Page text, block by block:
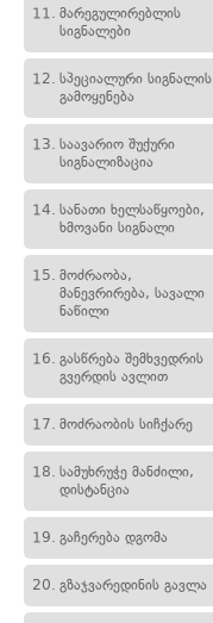
11. მარეგულირებლის
სიგნალები
12. სპეციალური სიგნალის
გამოყენება
13. საავარიო შუქური
სიგნალიზაცია
14. სანათი ხელსაწყოები,
ხმოვანი სიგნალი
15. მოძრაობა,
მანევრირება, სავალი
ნაწილი
16. გასწრება შემხვედრის
გვერდის ავლით
17. მოძრაობის სიჩქარე
18. სამუხრუჭე მანძილი,
დისტანცია
19. გაჩერება დგომა
20. გზაჯვარედინის გავლა